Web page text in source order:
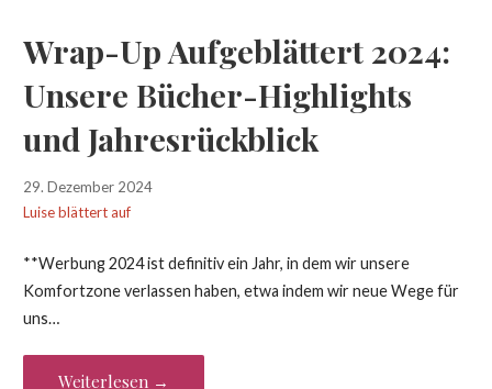
Wrap-Up Aufgeblättert 2024:
Unsere Bücher-Highlights
und Jahresrückblick
29. Dezember 2024
Luise blättert auf
**Werbung 2024 ist definitiv ein Jahr, in dem wir unsere
Komfortzone verlassen haben, etwa indem wir neue Wege für
uns…
Weiterlesen →